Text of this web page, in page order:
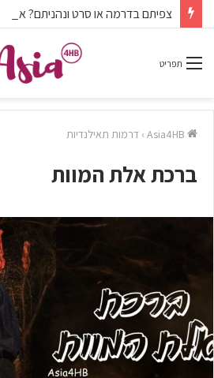
צפיתם בדרמה או סרט ונהניתם? אל
תפריט
› דרמות תאילנדיות
ברכת אלת המוות